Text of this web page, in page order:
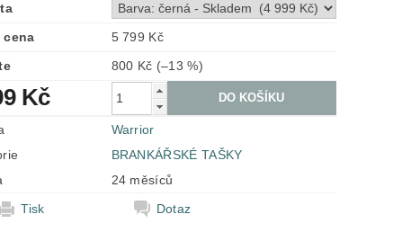
cena
5 799 Kč
800 Kč (–13 %)
Kč
Warrior
BRANKÁŘSKÉ TAŠKY
24 měsíců
Tisk
Dotaz